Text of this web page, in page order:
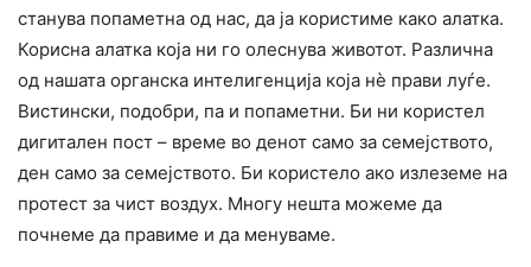
станува попаметна од нас, да ја користиме како алатка.
Корисна алатка која ни го олеснува животот. Различна
од нашата органска интелигенција која нè прави луѓе.
Вистински, подобри, па и попаметни. Би ни користел
дигитален пост – време во денот само за семејството,
ден само за семејството. Би користело ако излеземе на
протест за чист воздух. Многу нешта можеме да
почнеме да правиме и да менуваме.